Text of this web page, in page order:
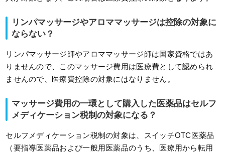
リンパマッサージやアロママッサージは控除の対象に
ならない？
リンパマッサージ師やアロママッサージ師は国家資格ではあ
りませんので、このマッサージ費用は医療費として認められ
ませんので、医療費控除の対象にはなりません。
マッサージ費用の一環として購入した医薬品はセルフ
メディケーション税制の対象になる？
セルフメディケーション税制の対象は、スイッチOTC医薬品
（要指導医薬品および一般用医薬品のうち、医療用から転用